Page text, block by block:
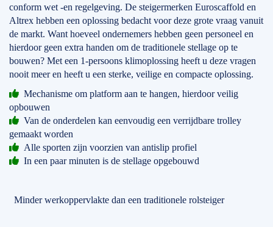
conform wet -en regelgeving. De steigermerken Euroscaffold en
Altrex hebben een oplossing bedacht voor deze grote vraag vanuit
de markt. Want hoeveel ondernemers hebben geen personeel en
hierdoor geen extra handen om de traditionele stellage op te
bouwen? Met een 1-persoons klimoplossing heeft u deze vragen
nooit meer en heeft u een sterke, veilige en compacte oplossing.
Mechanisme om platform aan te hangen, hierdoor veilig
opbouwen
Van de onderdelen kan eenvoudig een verrijdbare trolley
gemaakt worden
Alle sporten zijn voorzien van antislip profiel
In een paar minuten is de stellage opgebouwd
Minder werkoppervlakte dan een traditionele rolsteiger